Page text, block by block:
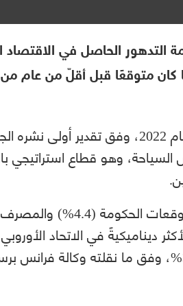
التدهور الحاصل في الاقتصاد
متوقعًا قبل أقلّ من عام من
بلغت نسبة النمو الإسباني 5.5% عام 2022،
وهو قطاع استراتيجي
وتضع هذه النسبة وهي أعلى من
ديناميكيةً في الاتحاد